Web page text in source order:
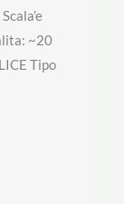
~20
Tipo